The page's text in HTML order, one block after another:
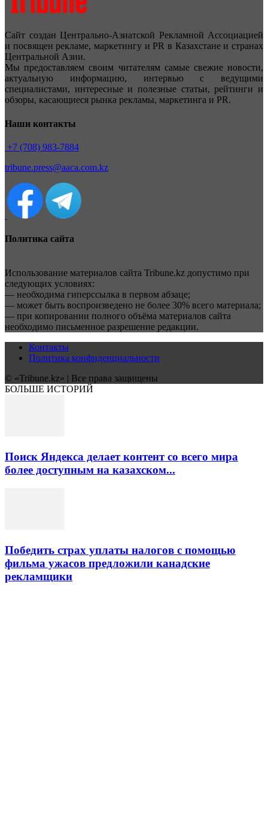
Сайт создан Центрально-Азиатской Рекламной Ассоциацией
и посвящен рекламе, маркетингу и PR в Казахстане и странах
Центральной Азии.
Мы предоставляем своим читателям самые свежие новости,
актуальную информацию, интервью с ведущими
специалистами, интересные и полезные статьи, рейтинги и
обзоры, касающиеся рынка рекламы, маркетинга и PR.
Наши контакты
+7 (708) 983-7884
tribune.press@aaca.com.kz
Политика сайта
Использование материалов сайта Tribune.kz допустимо при
следующих условиях:
— необходима гиперссылка в первом абзаце;
— может быть воспроизведено не более 30% всего материала;
— при копировании полного объёма материалов сайта
необходимо письменное разрешение редакции.
Контакты
Политика конфиденциальности
© «Tribune.kz» | Все права защищены
БОЛЬШЕ ИСТОРИЙ
Поиск Яндекса делает контент со всего мира
более доступным на казахском...
Победить страх уплаты налогов с помощью
фильма ужасов предложили канадские
рекламщики